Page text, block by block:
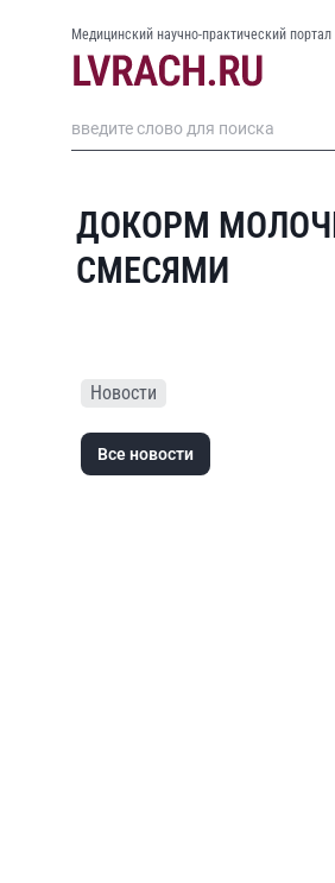
Медицинский научно-практический портал
ДОКОРМ
СМЕСЯМИ
Новости
Все новости